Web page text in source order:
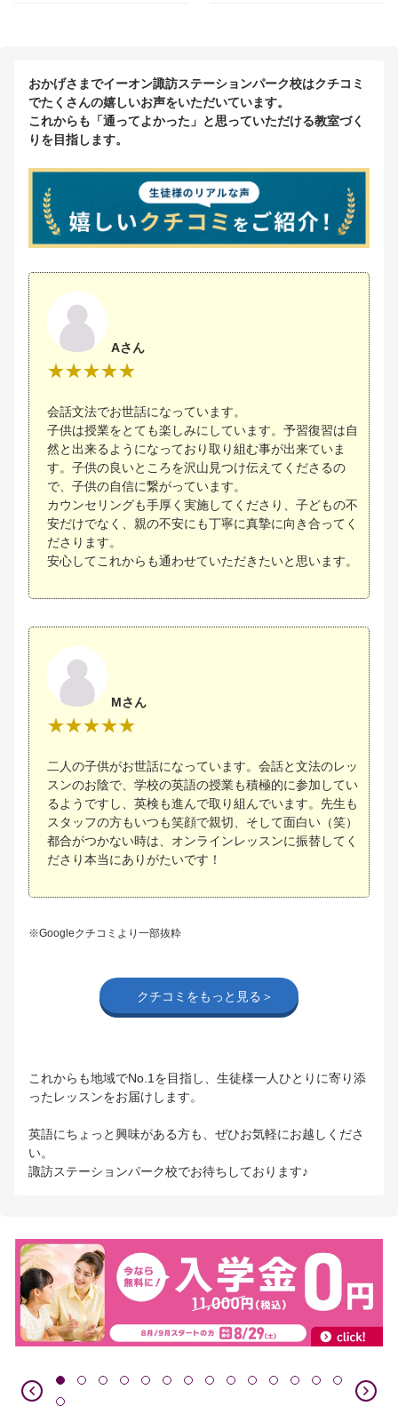
おかげさまでイーオン諏訪ステーションパーク校はクチコミ
でたくさんの嬉しいお声をいただいています。
これからも「通ってよかった」と思っていただける教室づく
りを目指します。
Aさん
会話文法でお世話になっています。
子供は授業をとても楽しみにしています。予習復習は自
然と出来るようになっており取り組む事が出来ていま
す。子供の良いところを沢山見つけ伝えてくださるの
で、子供の自信に繋がっています。
カウンセリングも手厚く実施してくださり、子どもの不
安だけでなく、親の不安にも丁寧に真摯に向き合ってく
ださります。
安心してこれからも通わせていただきたいと思います。
Mさん
二人の子供がお世話になっています。会話と文法のレッ
スンのお陰で、学校の英語の授業も積極的に参加してい
るようですし、英検も進んで取り組んでいます。先生も
スタッフの方もいつも笑顔で親切、そして面白い（笑）
都合がつかない時は、オンラインレッスンに振替してく
ださり本当にありがたいです！
※Googleクチコミより一部抜粋
クチコミをもっと見る＞
これからも地域でNo.1を目指し、生徒様一人ひとりに寄り添
ったレッスンをお届けします。
英語にちょっと興味がある方も、ぜひお気軽にお越しくださ
い。
諏訪ステーションパーク校でお待ちしております♪